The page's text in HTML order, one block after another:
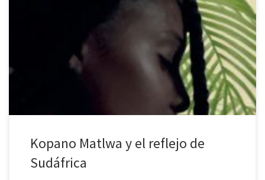
Alpha Decay publicó la primera novela de Kopano Matlwa, Nuez
de coco, antes del confinamiento por el Coronavirus. Ahora esta
obra está de actualidad, con las personas de color luchando por
sus derechos en Estados Unidos y medio mundo apoyándoles,
caminando y peleando a su lado. Esta situación me ha […]
Kopano Matlwa y el reflejo de
Sudáfrica